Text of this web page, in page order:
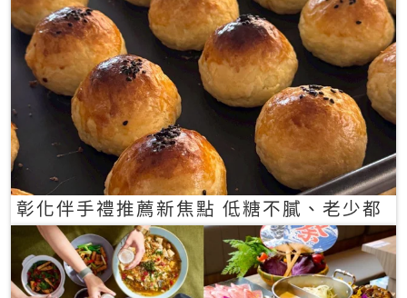
彰化伴手禮推薦新焦點 低糖不膩、老少都
愛的一口蛋黃酥禮盒